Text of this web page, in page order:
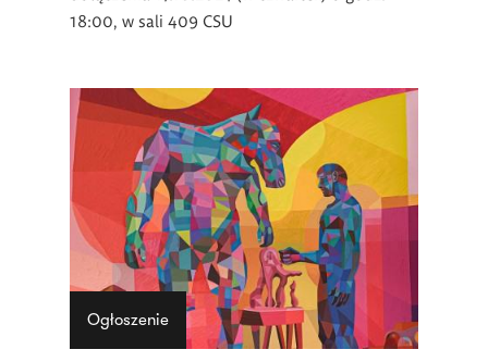
18:00, w sali 409 CSU
Ogłoszenie